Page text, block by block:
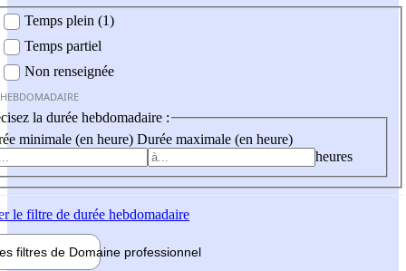
Temps plein (1)
Temps partiel
Non renseignée
la durée hebdomadaire :
minimale (en heure) Durée maximale (en heure)
heures
le filtre de durée hebdomadaire
filtres de Domaine professionnel